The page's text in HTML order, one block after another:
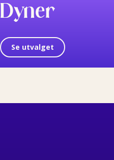
Dyner
Se utvalget